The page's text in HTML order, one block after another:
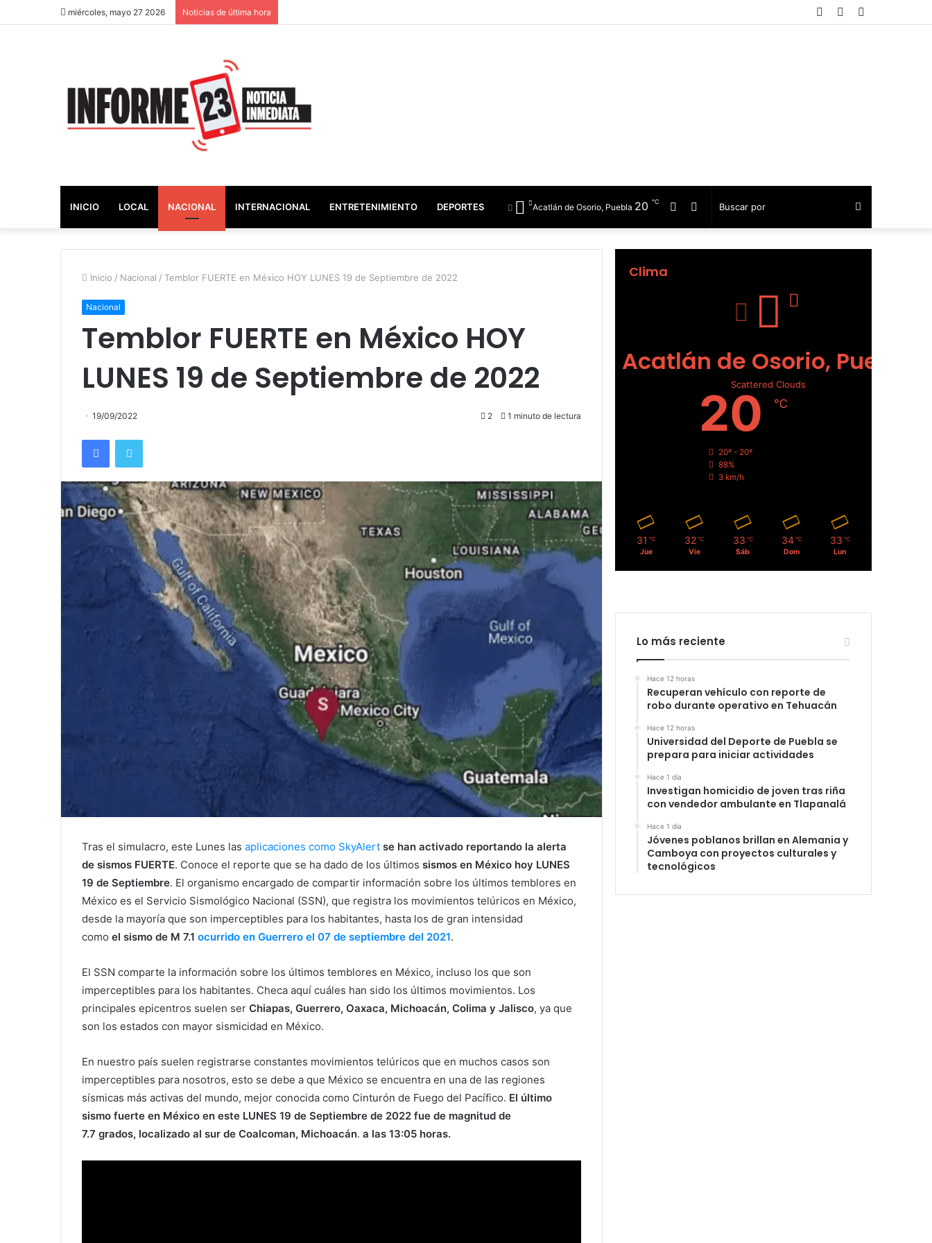
miércoles, mayo 27 2026 Noticias de última hora Telegram
Facebook
INICIO LOCAL NACIONAL INTERNACIONAL ENTRETENIMIENTO DEPORTES Buscar
por
Telegram
Facebook
Acatlán de Osorio, Puebla 20 ℃
Inicio / Nacional / Temblor FUERTE en México HOY LUNES 19 de Septiembre de 2022
Nacional
Temblor FUERTE en México HOY
LUNES 19 de Septiembre de 2022
19/09/2022 2 1 minuto de lectura
FacebookTwitter
Tras el simulacro, este Lunes las aplicaciones como SkyAlert se han activado reportando la alerta
de sismos FUERTE. Conoce el reporte que se ha dado de los últimos sismos en México hoy LUNES
19 de Septiembre. El organismo encargado de compartir información sobre los últimos temblores en
México es el Servicio Sismológico Nacional (SSN), que registra los movimientos telúricos en México,
desde la mayoría que son imperceptibles para los habitantes, hasta los de gran intensidad
como el sismo de M 7.1 ocurrido en Guerrero el 07 de septiembre del 2021.
El SSN comparte la información sobre los últimos temblores en México, incluso los que son
imperceptibles para los habitantes. Checa aquí cuáles han sido los últimos movimientos. Los
principales epicentros suelen ser Chiapas, Guerrero, Oaxaca, Michoacán, Colima y Jalisco, ya que
son los estados con mayor sismicidad en México.
En nuestro país suelen registrarse constantes movimientos telúricos que en muchos casos son
imperceptibles para nosotros, esto se debe a que México se encuentra en una de las regiones
sísmicas más activas del mundo, mejor conocida como Cinturón de Fuego del Pacífico. El último
sismo fuerte en México en este LUNES 19 de Septiembre de 2022 fue de magnitud de
7.7 grados, localizado al sur de Coalcoman, Michoacán. a las 13:05 horas.
Clima
Acatlán de Osorio, Puebla
Scattered Clouds
20 ℃
20º - 20º
88%
3 km/h
31 ℃
Jue
32 ℃
Vie
33 ℃
Sáb
34 ℃
Dom
33 ℃
Lun
Lo más reciente
Hace 12 horas
Recuperan vehículo con reporte de
robo durante operativo en Tehuacán
Hace 12 horas
Universidad del Deporte de Puebla se
prepara para iniciar actividades
Hace 1 día
Investigan homicidio de joven tras riña
con vendedor ambulante en Tlapanalá
Hace 1 día
Jóvenes poblanos brillan en Alemania y
Camboya con proyectos culturales y
tecnológicos